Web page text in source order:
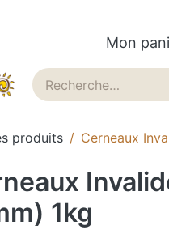
Mon
produits Cerneaux
1kg